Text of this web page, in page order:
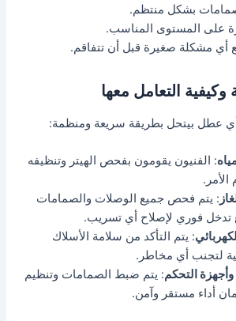
بشكل منتظم.
على المستوى المناسب.
أي مشكلة صغيرة قبل أن تتفاقم.
وكيفية التعامل معها
عطل بيتحل بطريقة سريعة ومنظمة:
: الفنيون يقومون بفحص الهيتر وتنظيفه
الأمر.
: يتم فحص جميع الوصلات والصمامات
تدخل فوري لإصلاح أي تسريب.
: يتم التأكد من سلامة الأسلاك
لتجنب أي مخاطر.
التحكم: يتم ضبط الصمامات وتنظيم
أداء مستقر وآمن.